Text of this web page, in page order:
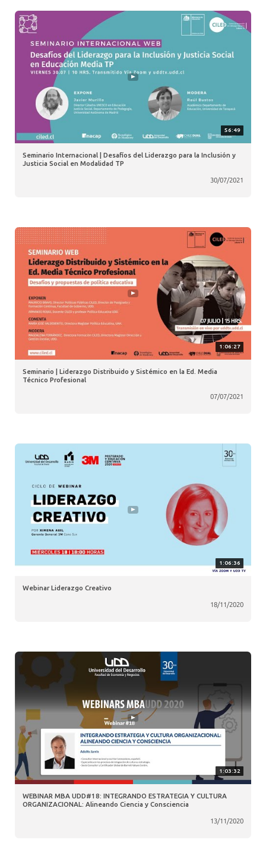
56:49
Seminario Internacional | Desafíos del Liderazgo para la Inclusión y
Justicia Social en Modalidad TP
30/07/2021
1:06:27
Seminario | Liderazgo Distribuido y Sistémico en la Ed. Media
Técnico Profesional
07/07/2021
1:06:36
Webinar Liderazgo Creativo
18/11/2020
1:03:32
WEBINAR MBA UDD#18: INTEGRANDO ESTRATEGIA Y CULTURA
ORGANIZACIONAL: Alineando Ciencia y Consciencia
13/11/2020